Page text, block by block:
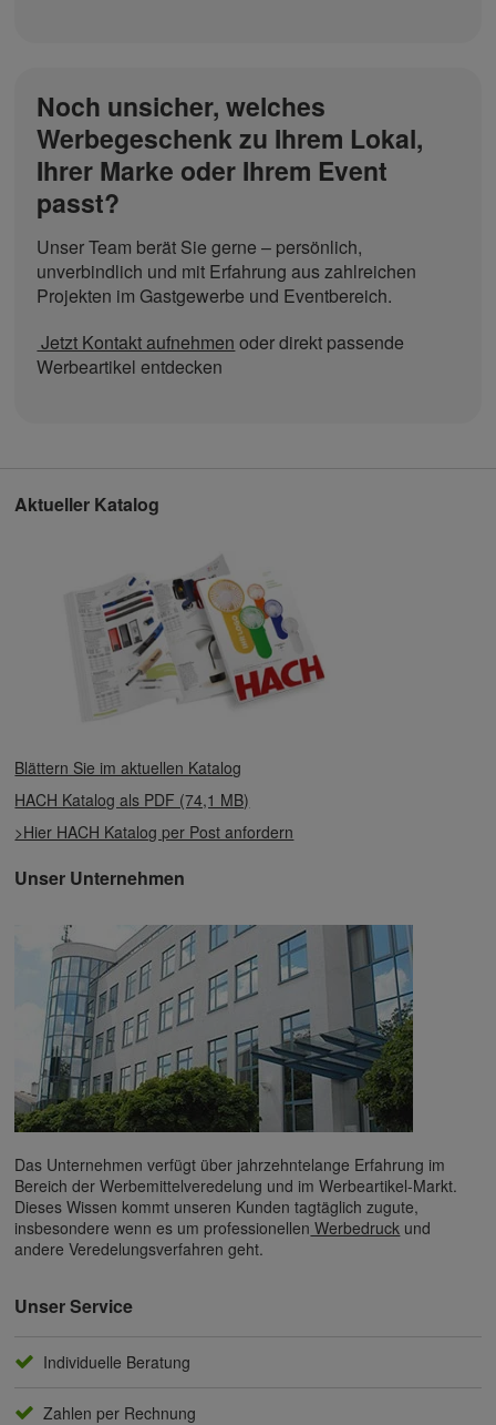
Noch unsicher, welches
Werbegeschenk zu Ihrem Lokal,
Ihrer Marke oder Ihrem Event
passt?
Unser Team berät Sie gerne – persönlich,
unverbindlich und mit Erfahrung aus zahlreichen
Projekten im Gastgewerbe und Eventbereich.
Jetzt Kontakt aufnehmen oder direkt passende
Werbeartikel entdecken
Aktueller Katalog
Blättern Sie im aktuellen Katalog
HACH Katalog als PDF (74,1 MB)
>Hier HACH Katalog per Post anfordern
Unser Unternehmen
Das Unternehmen verfügt über jahrzehntelange Erfahrung im
Bereich der Werbemittelveredelung und im Werbeartikel-Markt.
Dieses Wissen kommt unseren Kunden tagtäglich zugute,
insbesondere wenn es um professionellen Werbedruck und
andere Veredelungsverfahren geht.
Unser Service
Individuelle Beratung
Zahlen per Rechnung